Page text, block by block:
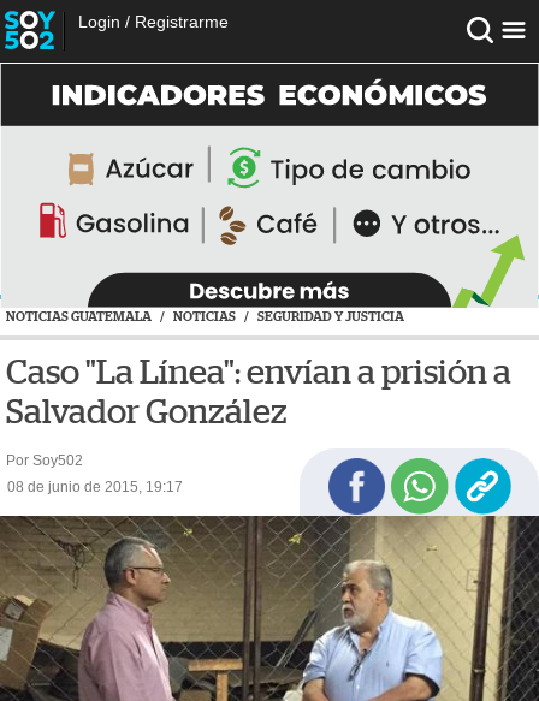
Login / Registrarme
NOTICIAS GUATEMALA / NOTICIAS / SEGURIDAD Y JUSTICIA
Caso "La Línea": envían a prisión a
Salvador González
Por Soy502
08 de junio de 2015, 19:17